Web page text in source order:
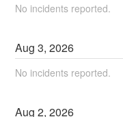
No incidents reported.
Aug3,2026
No incidents reported.
Aug2,2026